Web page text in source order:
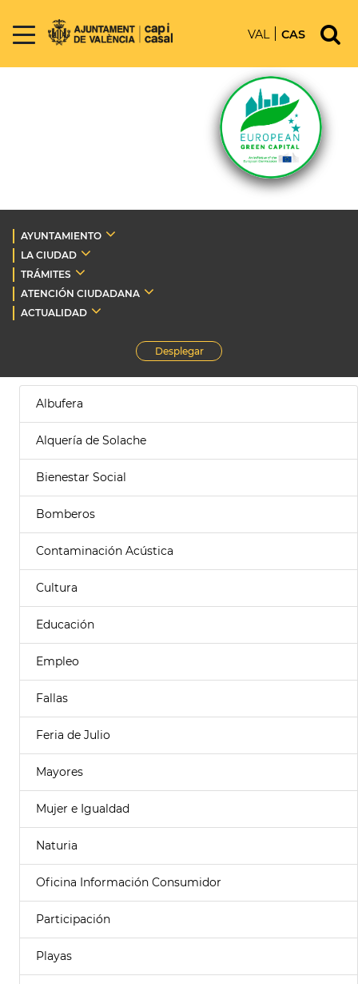
VAL CAS
AYUNTAMIENTO
LA CIUDAD
TRÁMITES
ATENCIÓN CIUDADANA
ACTUALIDAD
Desplegar
Albufera
Alquería de Solache
Bienestar Social
Bomberos
Contaminación Acústica
Cultura
Educación
Empleo
Fallas
Feria de Julio
Mayores
Mujer e Igualdad
Naturia
Oficina Información Consumidor
Participación
Playas